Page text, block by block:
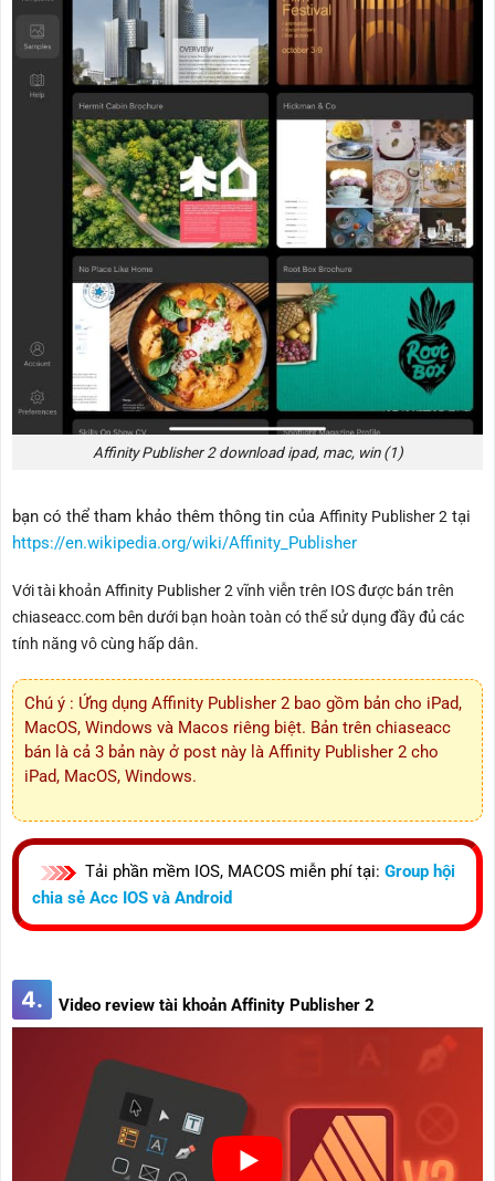
Affinity Publisher 2 download ipad, mac, win (1)
bạn có thể tham khảo thêm thông tin của Affinity Publisher 2 tại
https://en.wikipedia.org/wiki/Affinity_Publisher
Với tài khoản Affinity Publisher 2 vĩnh viễn trên IOS được bán trên
chiaseacc.com bên dưới bạn hoàn toàn có thể sử dụng đầy đủ các
tính năng vô cùng hấp dân.
Chú ý : Ứng dụng Affinity Publisher 2 bao gồm bản cho iPad,
MacOS, Windows và Macos riêng biệt. Bản trên chiaseacc
bán là cả 3 bản này ở post này là Affinity Publisher 2 cho
iPad, MacOS, Windows.
Tải phần mềm IOS, MACOS miễn phí tại: Group hội
chia sẻ Acc IOS và Android
4. Video review tài khoản Affinity Publisher 2